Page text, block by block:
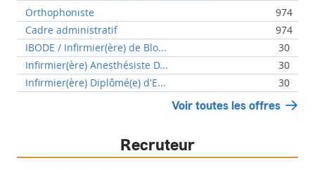
Orthophoniste
974
Cadre administratif
974
IBODE / Infirmier(ère) de Blo...
30
Infirmier(ère) Anesthésiste D...
30
Infirmier(ère) Diplômé(e) d'E...
30
Voir toutes les offres
Recruteur